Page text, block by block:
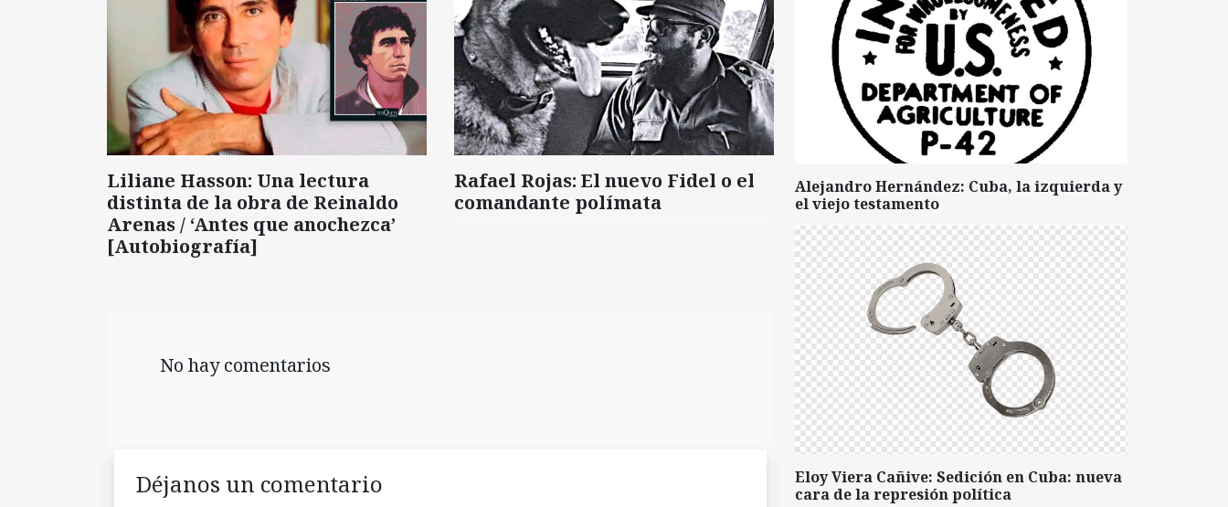
Liliane Hasson: Una lectura
distinta de la obra de Reinaldo
Arenas / ‘Antes que anochezca’
[Autobiografía]
Rafael Rojas: El nuevo Fidel o el
comandante polímata
No hay comentarios
Déjanos un comentario
Alejandro Hernández: Cuba, la izquierda y
el viejo testamento
Eloy Viera Cañive: Sedición en Cuba: nueva
cara de la represión política